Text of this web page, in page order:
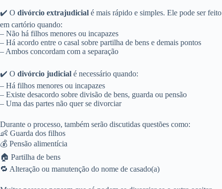
✔️ O divórcio extrajudicial é mais rápido e simples. Ele pode ser feito
em cartório quando:
– Não há filhos menores ou incapazes
– Há acordo entre o casal sobre partilha de bens e demais pontos
– Ambos concordam com a separação
✔️ O divórcio judicial é necessário quando:
– Há filhos menores ou incapazes
– Existe desacordo sobre divisão de bens, guarda ou pensão
– Uma das partes não quer se divorciar
Durante o processo, também serão discutidas questões como:
👶 Guarda dos filhos
💰 Pensão alimentícia
🏠 Partilha de bens
🔁 Alteração ou manutenção do nome de casado(a)